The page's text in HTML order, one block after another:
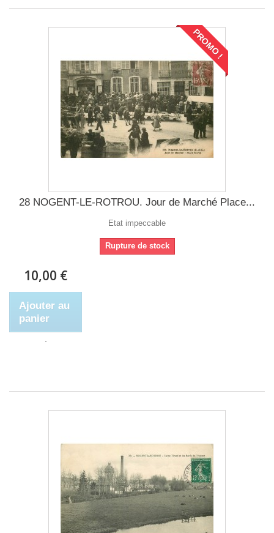
PROMO !
28 NOGENT-LE-ROTROU. Jour de Marché Place...
Etat impeccable
Rupture de stock
10,00 €
Ajouter au
panier